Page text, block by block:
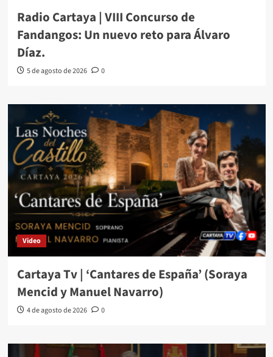
Radio Cartaya | VIII Concurso de
Fandangos: Un nuevo reto para Álvaro
Díaz.
5 de agosto de 2026 0
Video
Cartaya Tv | ‘Cantares de España’ (Soraya
Mencid y Manuel Navarro)
4 de agosto de 2026 0